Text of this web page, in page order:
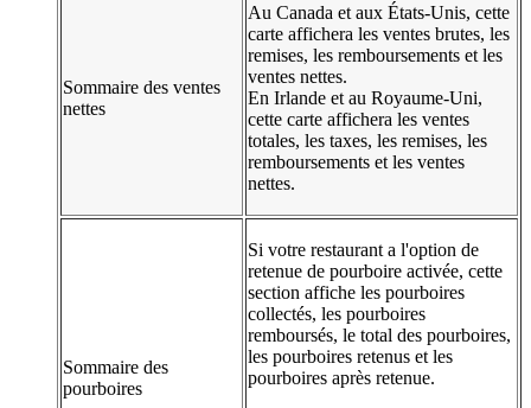
Sommaire des ventes
nettes
Au Canada et aux États-Unis, cette
carte affichera les ventes brutes, les
remises, les remboursements et les
ventes nettes.
En Irlande et au Royaume-Uni,
cette carte affichera les ventes
totales, les taxes, les remises, les
remboursements et les ventes
nettes.
Sommaire des
pourboires
Si votre restaurant a l'option de
retenue de pourboire activée, cette
section affiche les pourboires
collectés, les pourboires
remboursés, le total des pourboires,
les pourboires retenus et les
pourboires après retenue.